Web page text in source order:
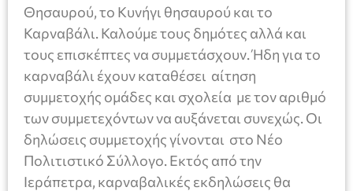
Θησαυρού, το Κυνήγι θησαυρού και το
Καρναβάλι. Καλούμε τους δημότες αλλά και
τους επισκέπτες να συμμετάσχουν. Ήδη για το
καρναβάλι έχουν καταθέσει αίτηση
συμμετοχής ομάδες και σχολεία με τον αριθμό
των συμμετεχόντων να αυξάνεται συνεχώς. Οι
δηλώσεις συμμετοχής γίνονται στο Νέο
Πολιτιστικό Σύλλογο. Εκτός από την
Ιεράπετρα, καρναβαλικές εκδηλώσεις θα